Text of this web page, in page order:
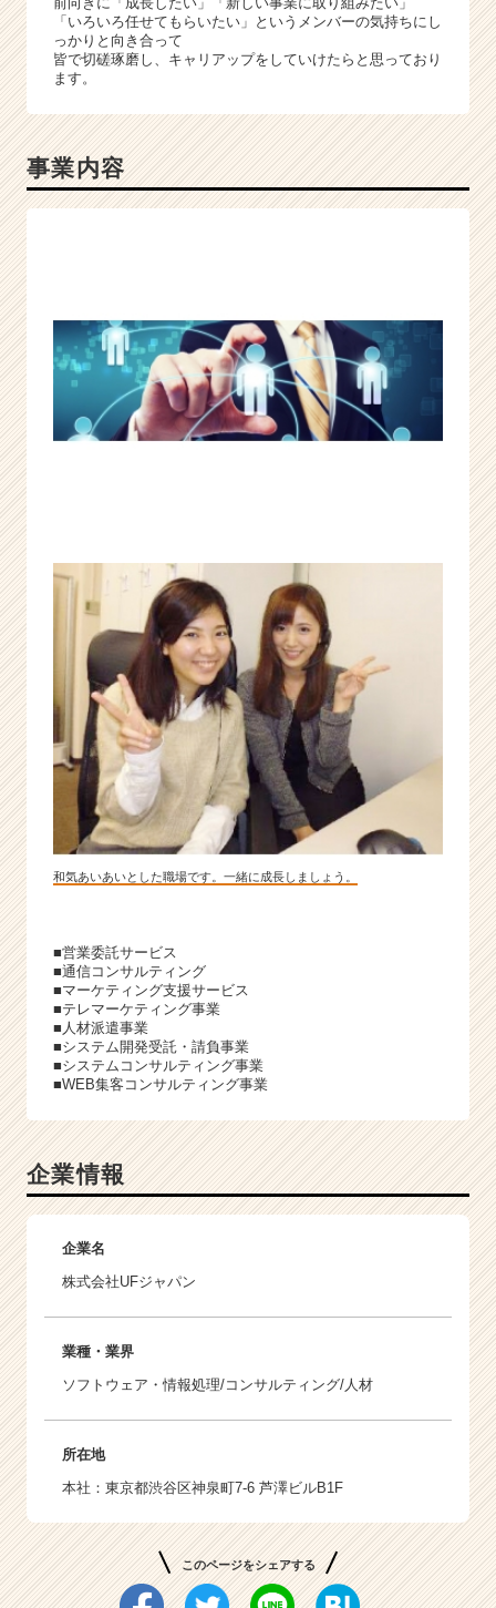
「いろいろ任せてもらいたい」というメンバーの気持ちにし
っかりと向き合って
皆で切磋琢磨し、キャリアップをしていけたらと思っており
ます。
事業内容
和気あいあいとした職場です。一緒に成長しましょう。
■営業委託サービス
■通信コンサルティング
■マーケティング支援サービス
■テレマーケティング事業
■人材派遣事業
■システム開発受託・請負事業
■システムコンサルティング事業
■WEB集客コンサルティング事業
企業情報
企業名
株式会社UFジャパン
業種・業界
ソフトウェア・情報処理/コンサルティング/人材
所在地
本社：東京都渋谷区神泉町7-6 芦澤ビルB1F
このページをシェアする